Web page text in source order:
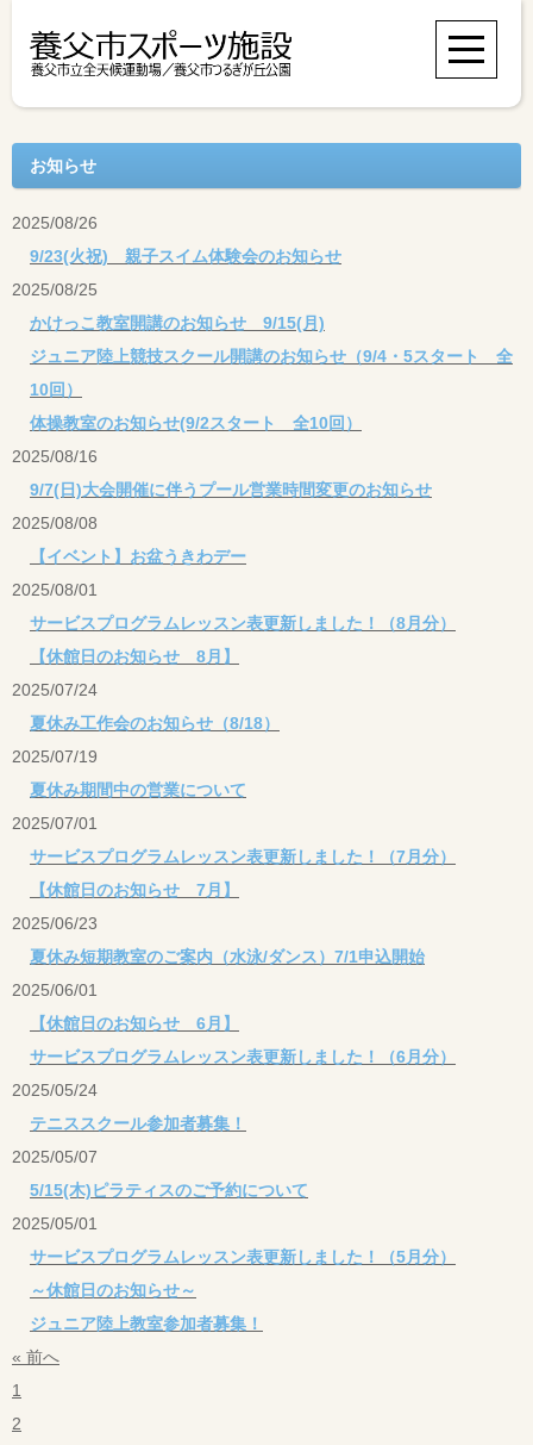
お知らせ
2025/08/26
9/23(火祝) 親子スイム体験会のお知らせ
2025/08/25
かけっこ教室開講のお知らせ 9/15(月)
ジュニア陸上競技スクール開講のお知らせ（9/4・5スタート 全
10回）
体操教室のお知らせ(9/2スタート 全10回）
2025/08/16
9/7(日)大会開催に伴うプール営業時間変更のお知らせ
2025/08/08
【イベント】お盆うきわデー
2025/08/01
サービスプログラムレッスン表更新しました！（8月分）
【休館日のお知らせ 8月】
2025/07/24
夏休み工作会のお知らせ（8/18）
2025/07/19
夏休み期間中の営業について
2025/07/01
サービスプログラムレッスン表更新しました！（7月分）
【休館日のお知らせ 7月】
2025/06/23
夏休み短期教室のご案内（水泳/ダンス）7/1申込開始
2025/06/01
【休館日のお知らせ 6月】
サービスプログラムレッスン表更新しました！（6月分）
2025/05/24
テニススクール参加者募集！
2025/05/07
5/15(木)ピラティスのご予約について
2025/05/01
サービスプログラムレッスン表更新しました！（5月分）
～休館日のお知らせ～
ジュニア陸上教室参加者募集！
« 前へ
1
2